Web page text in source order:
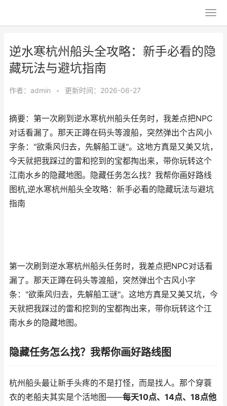
逆水寒杭州船头全攻略：新手必看的隐
藏玩法与避坑指南
作者： admin • 更新时间：2026-06-27
摘要：第一次刷到逆水寒杭州船头任务时，我差点把NPC
对话看漏了。那天正蹲在码头等渡船，突然弹出个古风小
字条："欲乘风归去，先解船工谜"。这地方真是又美又坑，
今天就把我踩过的雷和挖到的宝都掏出来，带你玩转这个
江南水乡的隐藏地图。隐藏任务怎么找？我帮你画好路线
图杭,逆水寒杭州船头全攻略：新手必看的隐藏玩法与避坑
指南
第一次刷到逆水寒杭州船头任务时，我差点把NPC对话看
漏了。那天正蹲在码头等渡船，突然弹出个古风小字
条："欲乘风归去，先解船工谜"。这地方真是又美又坑，今
天就把我踩过的雷和挖到的宝都掏出来，带你玩转这个江
南水乡的隐藏地图。
隐藏任务怎么找？我帮你画好路线图
杭州船头最让新手头疼的不是打怪，而是找人。那个穿蓑
衣的老船夫其实是个活地图——每天10点、14点、18点他